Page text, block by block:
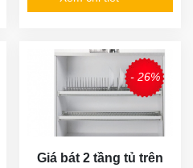
- 26%
Giá bát 2 tầng tủ trên